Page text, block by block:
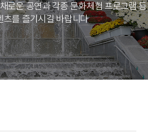
로운 공연과 각종 문화체험 프로그램 등
츠를 즐기시길 바랍니다